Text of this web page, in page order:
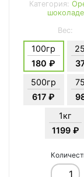
Категория:
шоколаде
Вес:
100гр
180 ₽
500гр
617 ₽
1кг
1199 ₽